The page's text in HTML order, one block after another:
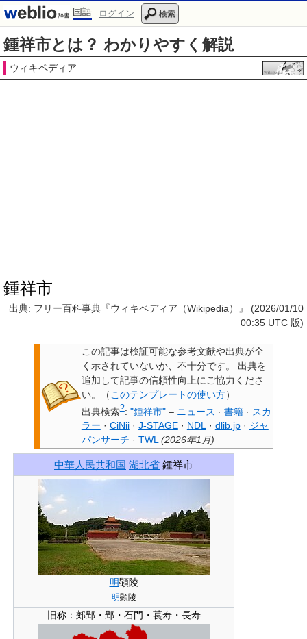
国語 ログイン 検索
鍾祥市とは？ わかりやすく解説
ウィキペディア
鍾祥市
出典: フリー百科事典『ウィキペディア（Wikipedia）』 (2026/01/10
00:35 UTC 版)
この記事は検証可能な参考文献や出典が全
く示されていないか、不十分です。
出典を
追加して記事の信頼性向上にご協力くださ
い。
（ このテンプレートの使い方）
出典検索?: "鍾祥市"– ニュース · 書籍 · スカ
ラー · CiNii · J-STAGE · NDL · dlib.jp · ジャ
パンサーチ · TWL (2026年1月)
中華人民共和国 湖北省 鍾祥市
明顕陵
明顕陵
旧称： 郊郢・郢・石門・萇寿・長寿